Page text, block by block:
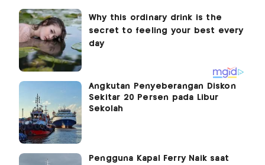
Angkutan Penyeberangan Diskon
Sekitar 20 Persen pada Libur
Sekolah
Pengguna Kapal Ferry Naik saat